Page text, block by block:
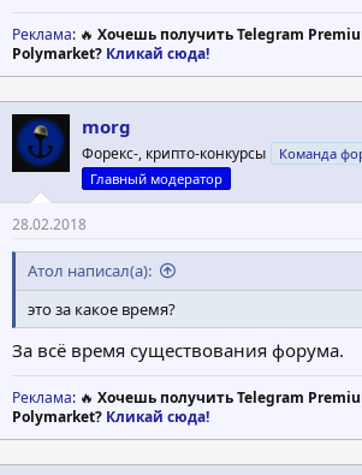
Реклама: 🔥 Хочешь получить Telegram
Polymarket? Кликай сюда!
morg
Форекс-, крипто-конкурсы
Команда
Главный модератор
28.02.2018
Атол написал(а):
это за какое время?
За всё время существования форума.
Реклама: 🔥 Хочешь получить Telegram
Polymarket? Кликай сюда!